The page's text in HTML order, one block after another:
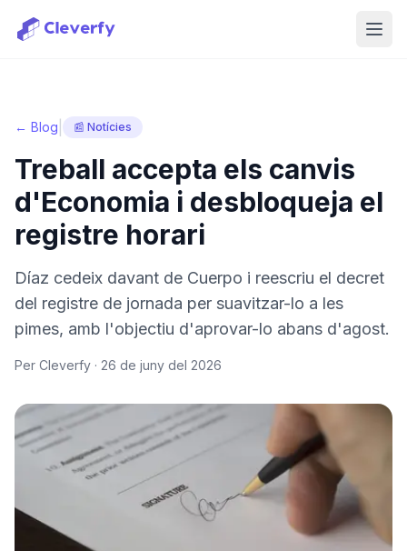
Iniciar sessió
← Blog 📰 Notícies
Treball accepta els canvis
d'Economia i desbloqueja el
registre horari
Díaz cedeix davant de Cuerpo i reescriu el decret
del registre de jornada per suavitzar-lo a les
pimes, amb l'objectiu d'aprovar-lo abans d'agost.
Per Cleverfy · 26 de juny del 2026